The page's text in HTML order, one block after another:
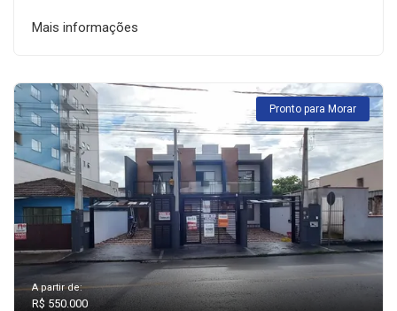
Mais informações
Pronto para Morar
A partir de:
R$ 550.000